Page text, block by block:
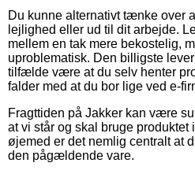
Du kunne alternativt tænke over
lejlighed eller ud til dit arbejde.
mellem en tak mere bekostelig,
uproblematisk. Den billigste
tilfælde være at du selv henter
falder med at du bor lige ved e-
Fragttiden på Jakker kan være
at vi står og skal bruge produktet
øjemed er det nemlig centralt at
den pågældende vare.